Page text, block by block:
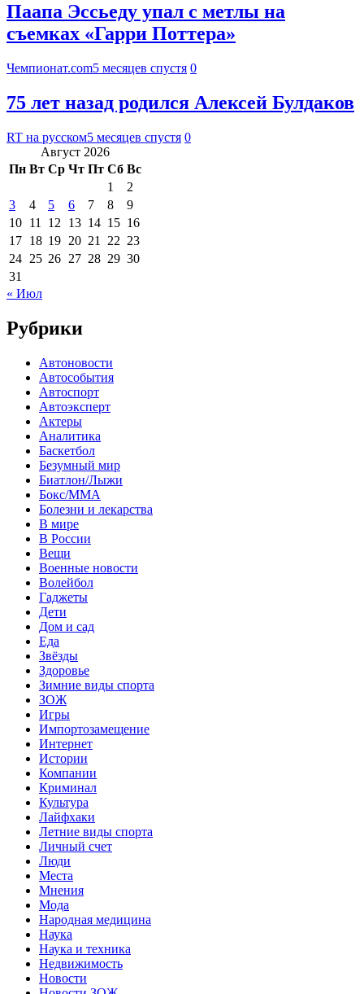
Паапа Эссьеду упал с метлы на
съемках «Гарри Поттера»
Чемпионат.com5 месяцев спустя 0
75 лет назад родился Алексей Булдаков
RT на русском5 месяцев спустя 0
Август 2026
Пн Вт Ср Чт Пт Сб Вс
1
2
3
4 5 6 7 8
9
10 11 12 13 14 15 16
17 18 19 20 21 22 23
24 25 26 27 28 29 30
31
« Июл
Рубрики
Автоновости
Автособытия
Автоспорт
Автоэксперт
Актеры
Аналитика
Баскетбол
Безумный мир
Биатлон/Лыжи
Бокс/MMA
Болезни и лекарства
В мире
В России
Вещи
Военные новости
Волейбол
Гаджеты
Дети
Дом и сад
Еда
Звёзды
Здоровье
Зимние виды спорта
ЗОЖ
Игры
Импортозамещение
Интернет
Истории
Компании
Криминал
Культура
Лайфхаки
Летние виды спорта
Личный счет
Люди
Места
Мнения
Мода
Народная медицина
Наука
Наука и техника
Недвижимость
Новости